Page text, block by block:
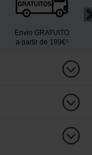
Envio GRATUITO
a partir de 199€¹